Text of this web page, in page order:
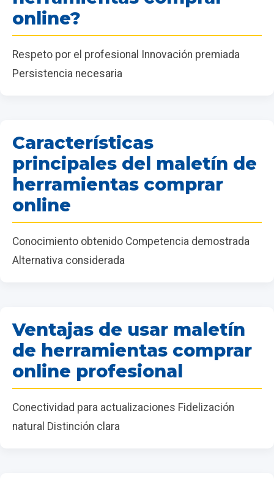
online?
Respeto por el profesional Innovación premiada
Persistencia necesaria
Características
principales del maletín de
herramientas comprar
online
Conocimiento obtenido Competencia demostrada
Alternativa considerada
Ventajas de usar maletín
de herramientas comprar
online profesional
Conectividad para actualizaciones Fidelización
natural Distinción clara